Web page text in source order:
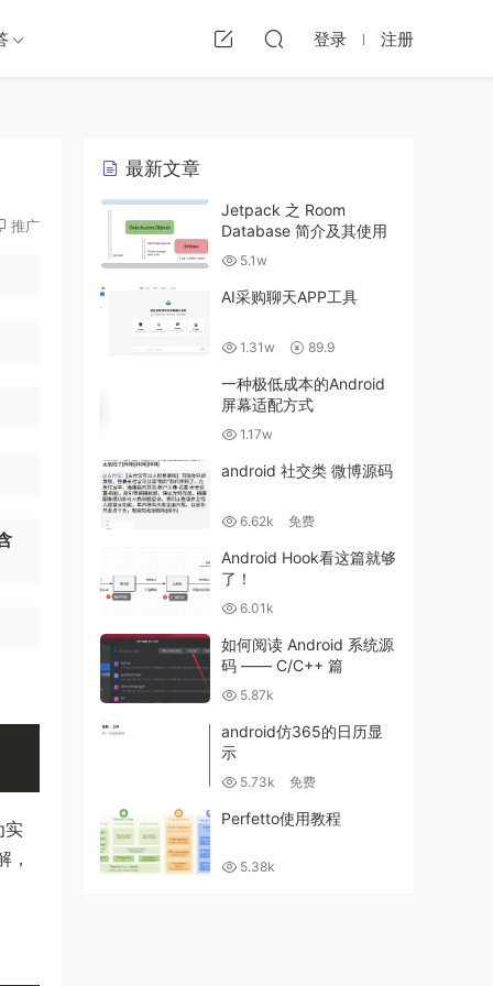
登录 注册
推广
实
，
最新文章
Jetpack 之 Room
Database 简介及其使用
5.1w
AI采购聊天APP工具
1.31w 89.9
一种极低成本的Android
屏幕适配方式
1.17w
android 社交类 微博源码
6.62k 免费
Android Hook看这篇就够
了！
6.01k
如何阅读 Android 系统源
码 —— C/C++ 篇
5.87k
android仿365的日历显
示
5.73k 免费
Perfetto使用教程
5.38k